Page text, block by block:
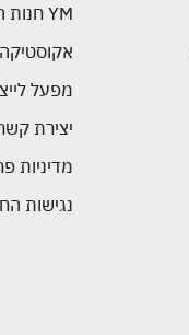
YM חנות המפעל
אקוסטיקה
מפעל
יצירת
מדיניות
נגישות